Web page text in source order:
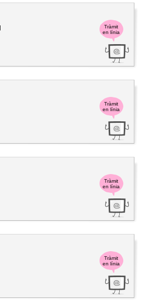
Tràmit
en línia
Tràmit
en línia
Tràmit
en línia
Tràmit
en línia